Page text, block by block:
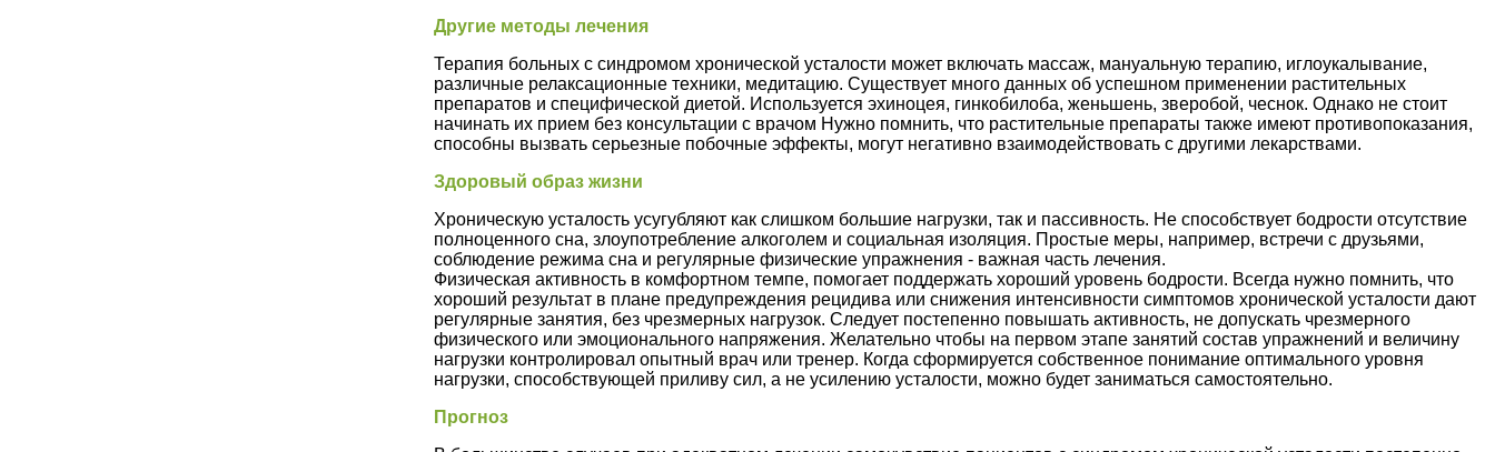
Другие методы лечения
Терапия больных с синдромом хронической усталости может включать массаж, мануальную терапию, иглоукалывание,
различные релаксационные техники, медитацию. Существует много данных об успешном применении растительных
препаратов и специфической диетой. Используется эхиноцея, гинкобилоба, женьшень, зверобой, чеснок. Однако не стоит
начинать их прием без консультации с врачом Нужно помнить, что растительные препараты также имеют противопоказания,
способны вызвать серьезные побочные эффекты, могут негативно взаимодействовать с другими лекарствами.
Здоровый образ жизни
Хроническую усталость усугубляют как слишком большие нагрузки, так и пассивность. Не способствует бодрости отсутствие
полноценного сна, злоупотребление алкоголем и социальная изоляция. Простые меры, например, встречи с друзьями,
соблюдение режима сна и регулярные физические упражнения - важная часть лечения.
Физическая активность в комфортном темпе, помогает поддержать хороший уровень бодрости. Всегда нужно помнить, что
хороший результат в плане предупреждения рецидива или снижения интенсивности симптомов хронической усталости дают
регулярные занятия, без чрезмерных нагрузок. Следует постепенно повышать активность, не допускать чрезмерного
физического или эмоционального напряжения. Желательно чтобы на первом этапе занятий состав упражнений и величину
нагрузки контролировал опытный врач или тренер. Когда сформируется собственное понимание оптимального уровня
нагрузки, способствующей приливу сил, а не усилению усталости, можно будет заниматься самостоятельно.
Прогноз